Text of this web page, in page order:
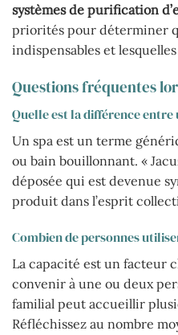
systèmes de purification
priorités pour déterminer
indispensables et
Questions fréquentes
Quelle est la différence entre
Un spa est un terme
ou bain bouillonnant. «
déposée qui est devenue
produit dans l’esprit
Combien de personnes
La capacité est un facteur
convenir à une ou deux
familial peut accueillir
Réfléchissez au nombre